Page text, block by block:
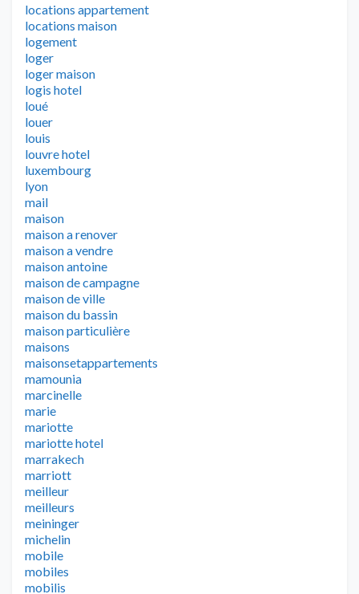
locations appartement
locations maison
logement
loger
loger maison
logis hotel
loué
louer
louis
louvre hotel
luxembourg
lyon
mail
maison
maison a renover
maison a vendre
maison antoine
maison de campagne
maison de ville
maison du bassin
maison particulière
maisons
maisonsetappartements
mamounia
marcinelle
marie
mariotte
mariotte hotel
marrakech
marriott
meilleur
meilleurs
meininger
michelin
mobile
mobiles
mobilis